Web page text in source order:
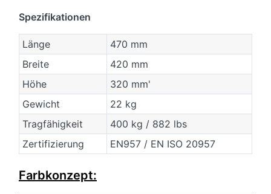
Spezifikationen
Länge
470 mm
Breite
420 mm
Höhe
320 mm'
Gewicht
22 kg
Tragfähigkeit
400 kg / 882 lbs
Zertifizierung
EN957 / EN ISO 20957
Farbkonzept: